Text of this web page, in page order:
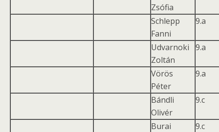
Zsófia
Schlepp
Fanni
9.a
Udvarnoki
Zoltán
9.a
Vörös
Péter
9.a
Bándli
Olivér
9.c
Burai
9.c